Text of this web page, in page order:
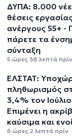
ΔΥΠΑ: 8.000
θέσεις
ανέργους 55+ -
πάρετε τα
σύνταξη
5 ώρες 38 λεπτά
ΕΛΣΤΑΤ:
πληθωρισμός
3,4% τον
Επιμένει η
καύσιμα και
6 ώρες 2 λεπτά πρίν